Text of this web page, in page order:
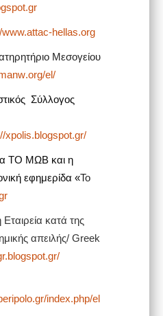
www.attac-hellas.org
Μεσογείου
.org/el/
Σύλλογος
xpolis.blogspot.gr/
ΤΟ ΜΩΒ και η
εφημερίδα «Το
κατά της
απειλής/ Greek
index.php/el